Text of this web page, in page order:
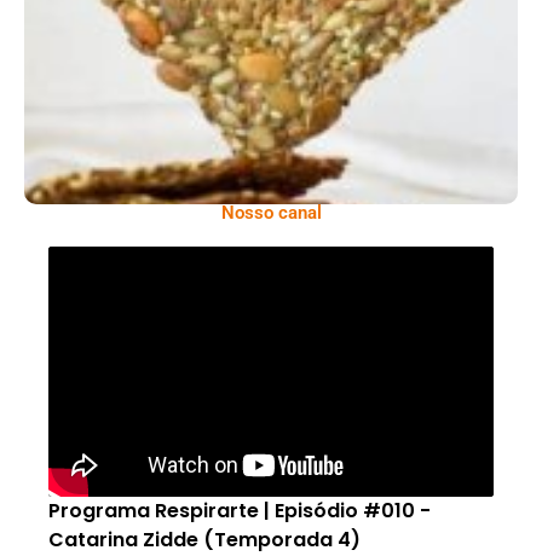
Comer Bem: Cracker De Sementes
Nosso canal
Programa Respirarte | Episódio #010 -
Catarina Zidde (Temporada 4)